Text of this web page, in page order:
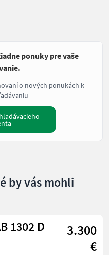
ponuky pre vaše
o nových ponukách k
by vás mohli
1302 D
3.300
€